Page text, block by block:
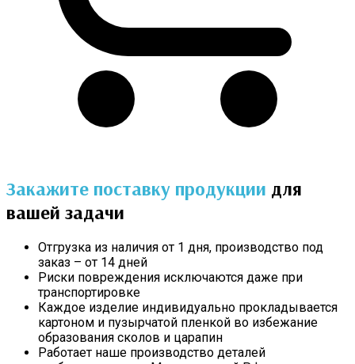
Закажите поставку продукции для
вашей задачи
Отгрузка из наличия от 1 дня, производство под
заказ – от 14 дней
Риски повреждения исключаются даже при
транспортировке
Каждое изделие индивидуально прокладывается
картоном и пузырчатой пленкой во избежание
образования сколов и царапин
Работает наше производство деталей